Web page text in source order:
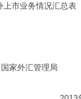
上市业务情况汇总表
汇管理局